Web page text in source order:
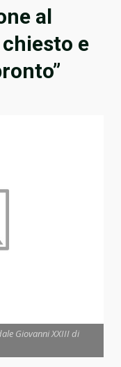
al
e
Giovanni XXIII di